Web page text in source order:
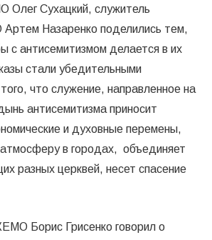
Олег Сухацкий, служитель
Назаренко поделились тем,
с антисемитизмом делается в их
стали убедительными
что служение, направленное на
антисемитизма приносит
и духовные перемены,
в городах, объединяет
разных церквей, несет спасение
Борис Грисенко говорил о